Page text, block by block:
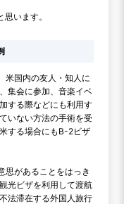
います。
米国内の友人・知人に
集会に参加、音楽イベ
する際などにも利用す
いない方法の手術を受
する場合にもB-2ビザ
思があることをはっき
光ビザを利用して渡航
法滞在する外国人旅行